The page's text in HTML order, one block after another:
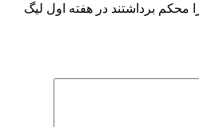
محكم برداشتند در هفته اول ليگ